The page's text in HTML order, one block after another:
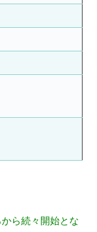
ら続々開始とな